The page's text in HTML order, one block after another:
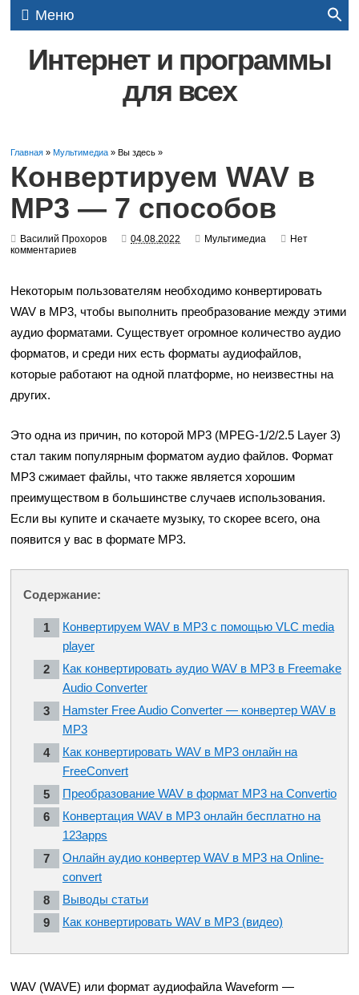
Меню
Интернет и программы
для всех
Главная »Мультимедиа » Вы здесь »
Конвертируем WAV в
MP3 — 7 способов
Василий Прохоров 04.08.2022 Мультимедиа
Нет
комментариев
Некоторым пользователям необходимо конвертировать
WAV в MP3, чтобы выполнить преобразование между этими
аудио форматами. Существует огромное количество аудио
форматов, и среди них есть форматы аудиофайлов,
которые работают на одной платформе, но неизвестны на
других.
Это одна из причин, по которой MP3 (MPEG-1/2/2.5 Layer 3)
стал таким популярным форматом аудио файлов. Формат
MP3 сжимает файлы, что также является хорошим
преимуществом в большинстве случаев использования.
Если вы купите и скачаете музыку, то скорее всего, она
появится у вас в формате MP3.
Содержание:
Конвертируем WAV в MP3 с помощью VLC media
player
Как конвертировать аудио WAV в MP3 в Freemake
Audio Converter
Hamster Free Audio Converter — конвертер WAV в
MP3
Как конвертировать WAV в MP3 онлайн на
FreeConvert
Преобразование WAV в формат MP3 на Convertio
Конвертация WAV в MP3 онлайн бесплатно на
123apps
Онлайн аудио конвертер WAV в MP3 на Online-
convert
Выводы статьи
Как конвертировать WAV в MP3 (видео)
WAV (WAVE) или формат аудиофайла Waveform —